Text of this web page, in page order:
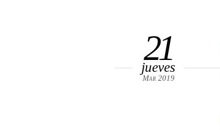
21
jueves
Mar 2019